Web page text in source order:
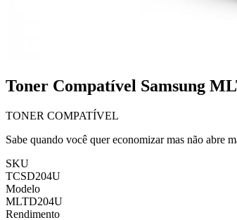
Toner Compatível Samsung
TONER COMPATÍVEL
Sabe quando você quer economizar mas não abre
SKU
TCSD204U
Modelo
MLTD204U
Rendimento